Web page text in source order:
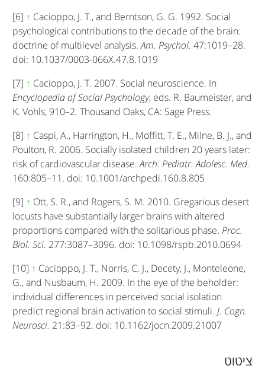
[6] ↑ Cacioppo, J. T., and Berntson, G. G. 1992. Social
psychological contributions to the decade of the brain:
doctrine of multilevel analysis.Am. Psychol. 47:1019–28.
doi: 10.1037/0003-066X.47.8.1019
[7] ↑ Cacioppo, J. T. 2007. Social neuroscience. In
Encyclopedia of Social Psychology, eds. R. Baumeister, and
K. Vohls, 910–2. Thousand Oaks, CA: Sage Press.
[8] ↑ Caspi, A., Harrington, H., Moffitt, T. E., Milne, B. J., and
Poulton, R. 2006. Socially isolated children 20 years later:
risk of cardiovascular disease.Arch. Pediatr. Adolesc. Med.
160:805–11. doi: 10.1001/archpedi.160.8.805
[9] ↑ Ott, S. R., and Rogers, S. M. 2010. Gregarious desert
locusts have substantially larger brains with altered
proportions compared with the solitarious phase.Proc.
Biol. Sci. 277:3087–3096. doi: 10.1098/rspb.2010.0694
[10] ↑ Cacioppo, J. T., Norris, C. J., Decety, J., Monteleone,
G., and Nusbaum, H. 2009. In the eye of the beholder:
individual differences in perceived social isolation
predict regional brain activation to social stimuli.J. Cogn.
Neurosci. 21:83–92. doi: 10.1162/jocn.2009.21007
A
ציטוט